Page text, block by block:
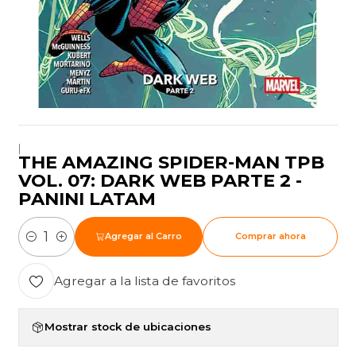
|
THE AMAZING SPIDER-MAN TPB
VOL. 07: DARK WEB PARTE 2 -
PANINI LATAM
Cantidad
Agregar al Carro Comprar ahora
Agregar a la lista de favoritos
Mostrar stock de ubicaciones